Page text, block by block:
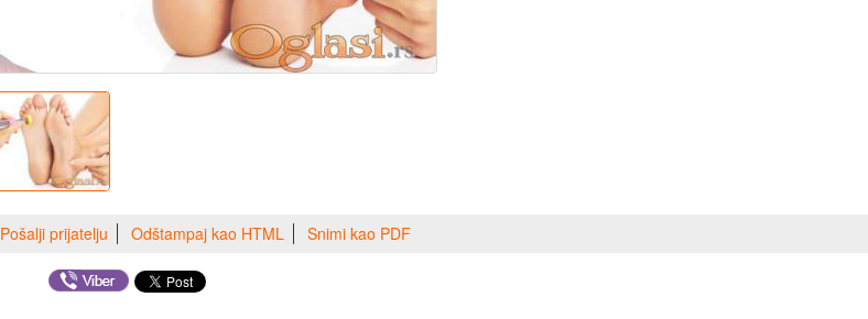
Pošalji prijatelju Odštampaj kao HTML Snimi kao PDF